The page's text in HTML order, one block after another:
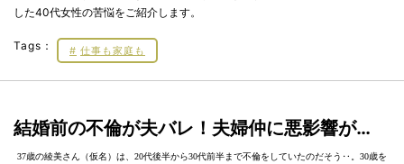
した40代女性の苦悩をご紹介します。
Tags： 仕事も家庭も
結婚前の不倫が夫バレ！夫婦仲に悪影響が…
37歳の綾美さん（仮名）は、20代後半から30代前半まで不倫をしていたのだそう‥。30歳を